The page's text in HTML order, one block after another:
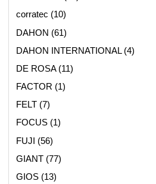
corratec (10)
DAHON (61)
DAHON INTERNATIONAL(4)
DE ROSA(11)
FACTOR (1)
FELT(7)
FOCUS(1)
FUJI (56)
GIANT(77)
GIOS(13)